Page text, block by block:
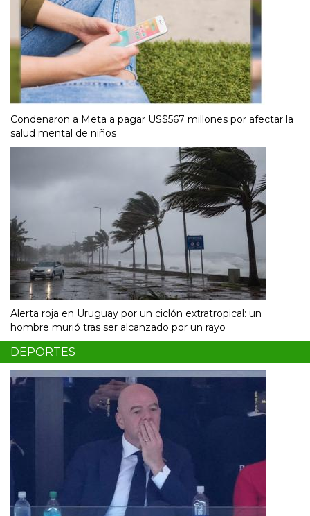
Condenaron a Meta a pagar US$567 millones por afectar la
salud mental de niños
Alerta roja en Uruguay por un ciclón extratropical: un
hombre murió tras ser alcanzado por un rayo
DEPORTES